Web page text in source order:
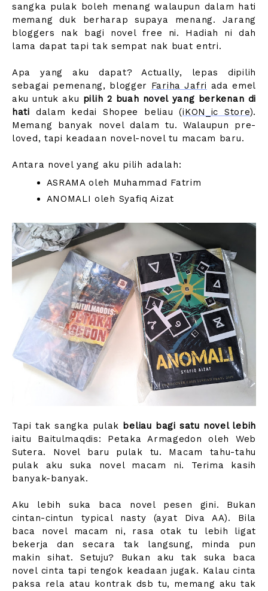
sangka pulak boleh menang walaupun dalam hati
memang duk berharap supaya menang. Jarang
bloggers nak bagi novel free ni. Hadiah ni dah
lama dapat tapi tak sempat nak buat entri.
Apa yang aku dapat? Actually, lepas dipilih
sebagai pemenang, blogger Fariha Jafri ada emel
aku untuk aku pilih 2 buah novel yang berkenan di
hati dalam kedai Shopee beliau (iKON_ic Store).
Memang banyak novel dalam tu. Walaupun pre-
loved, tapi keadaan novel-novel tu macam baru.
Antara novel yang aku pilih adalah:
ASRAMA oleh Muhammad Fatrim
ANOMALI oleh Syafiq Aizat
Tapi tak sangka pulak beliau bagi satu novel lebih
iaitu Baitulmaqdis: Petaka Armagedon oleh Web
Sutera. Novel baru pulak tu. Macam tahu-tahu
pulak aku suka novel macam ni. Terima kasih
banyak-banyak.
Aku lebih suka baca novel pesen gini. Bukan
cintan-cintun typical nasty (ayat Diva AA). Bila
baca novel macam ni, rasa otak tu lebih ligat
bekerja dan secara tak langsung, minda pun
makin sihat. Setuju? Bukan aku tak suka baca
novel cinta tapi tengok keadaan jugak. Kalau cinta
paksa rela atau kontrak dsb tu, memang aku tak